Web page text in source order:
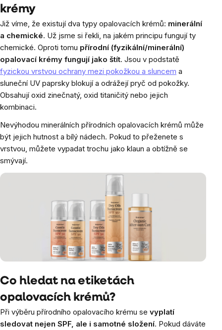
krémy
Již víme, že existují dva typy opalovacích krémů: minerální
a chemické. Už jsme si řekli, na jakém principu fungují ty
chemické. Oproti tomu přírodní (fyzikální/minerální)
opalovací krémy fungují jako štít. Jsou v podstatě
fyzickou vrstvou ochrany mezi pokožkou a sluncem a
sluneční UV paprsky blokují a odrážejí pryč od pokožky.
Obsahují oxid zinečnatý, oxid titaničitý nebo jejich
kombinaci.
Nevýhodou minerálních přírodních opalovacích krémů může
být jejich hutnost a bílý nádech. Pokud to přeženete s
vrstvou, můžete vypadat trochu jako klaun a obtížně se
smývají.
Co hledat na etiketách
opalovacích krémů?
Při výběru přírodního opalovacího krému se vyplatí
sledovat nejen SPF, ale i samotné složení. Pokud dáváte